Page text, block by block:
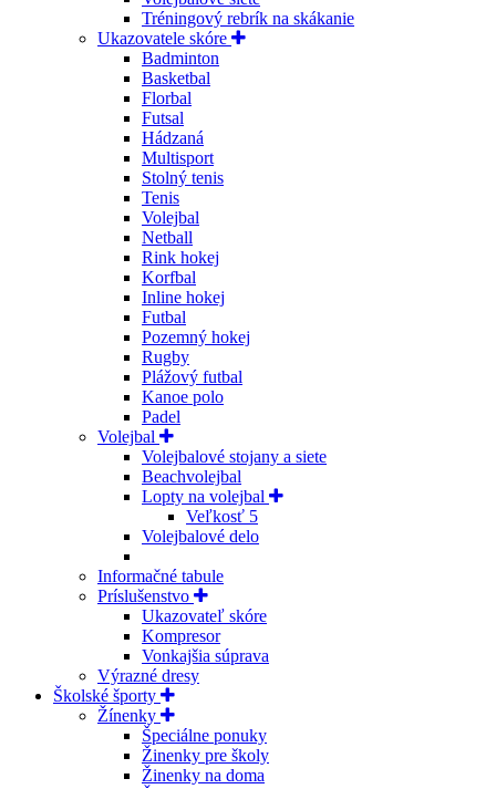
Tréningový rebrík na skákanie
Ukazovatele skóre
Badminton
Basketbal
Florbal
Futsal
Hádzaná
Multisport
Stolný tenis
Tenis
Volejbal
Netball
Rink hokej
Korfbal
Inline hokej
Futbal
Pozemný hokej
Rugby
Plážový futbal
Kanoe polo
Padel
Volejbal
Volejbalové stojany a siete
Beachvolejbal
Lopty na volejbal
Veľkosť 5
Volejbalové delo
Informačné tabule
Príslušenstvo
Ukazovateľ skóre
Kompresor
Vonkajšia súprava
Výrazné dresy
Školské športy
Žínenky
Špeciálne ponuky
Žinenky pre školy
Žinenky na doma